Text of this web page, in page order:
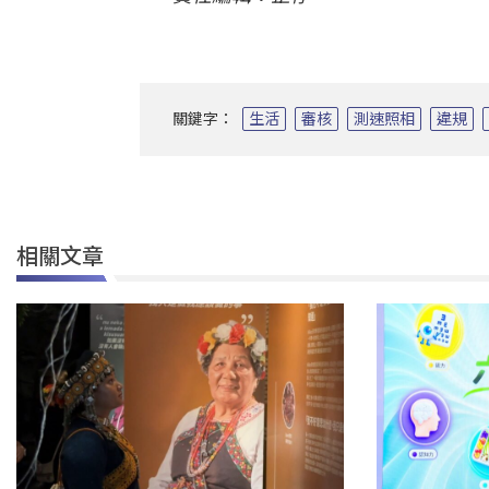
關鍵字： 生活 審核 測速照相 違規
相關文章